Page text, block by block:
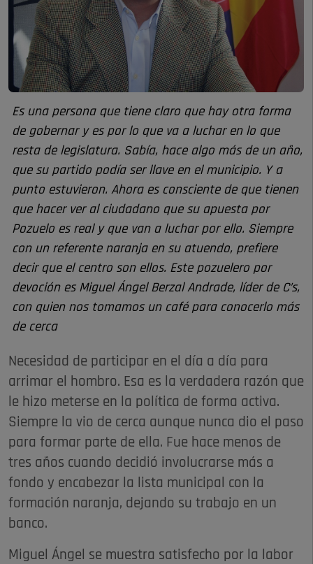
Es una persona que tiene claro que hay otra forma
de gobernar y es por lo que va a luchar en lo que
resta de legislatura. Sabía, hace algo más de un año,
que su partido podía ser llave en el municipio. Y a
punto estuvieron. Ahora es consciente de que tienen
que hacer ver al ciudadano que su apuesta por
Pozuelo es real y que van a luchar por ello. Siempre
con un referente naranja en su atuendo, prefiere
decir que el centro son ellos. Este pozuelero por
devoción es Miguel Ángel Berzal Andrade, líder de C’s,
con quien nos tomamos un café para conocerlo más
de cerca
Necesidad de participar en el día a día para
arrimar el hombro. Esa es la verdadera razón que
le hizo meterse en la política de forma activa.
Siempre la vio de cerca aunque nunca dio el paso
para formar parte de ella. Fue hace menos de
tres años cuando decidió involucrarse más a
fondo y encabezar la lista municipal con la
formación naranja, dejando su trabajo en un
banco.
Miguel Ángel se muestra satisfecho por la labor